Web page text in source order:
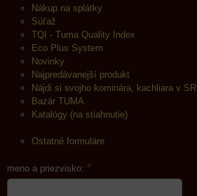
Nákup na splátky
Súťaž
TQI - Tuma Quality Index
Eco Plus System
Novinky
Najpredávanejší produkt
Nájdi si svojho kominára, kachliara v SR
Bazár TUMA
Katalógy (na stiahnutie)
Ostatné formuláre
meno a priezvisko: *